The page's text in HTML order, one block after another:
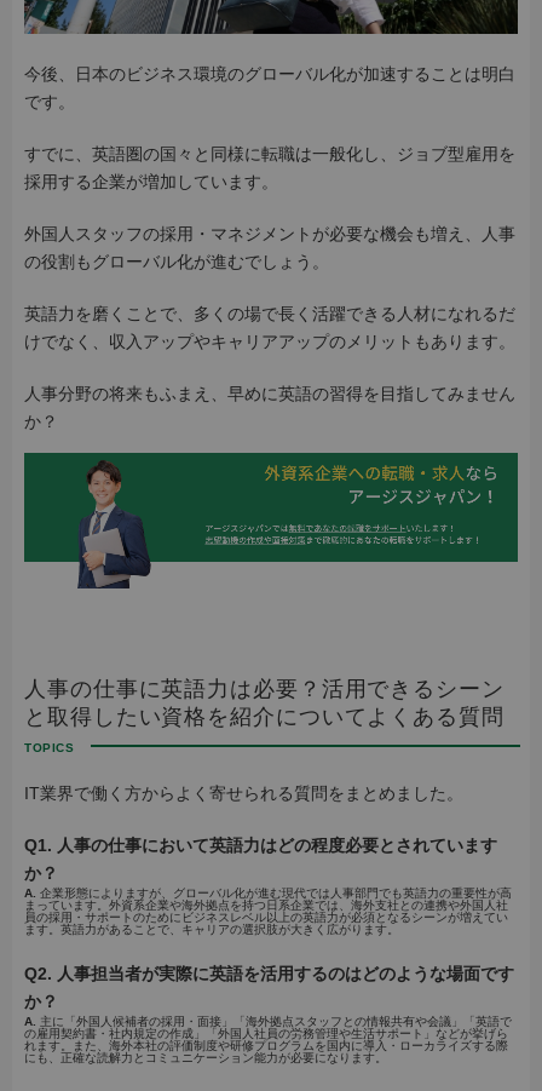
今後、日本のビジネス環境のグローバル化が加速することは明白
です。
すでに、英語圏の国々と同様に転職は一般化し、ジョブ型雇用を
採用する企業が増加しています。
外国人スタッフの採用・マネジメントが必要な機会も増え、人事
の役割もグローバル化が進むでしょう。
英語力を磨くことで、多くの場で長く活躍できる人材になれるだ
けでなく、収入アップやキャリアアップのメリットもあります。
人事分野の将来もふまえ、早めに英語の習得を目指してみません
か？
人事の仕事に英語力は必要？活用できるシーン
と取得したい資格を紹介についてよくある質問
IT業界で働く方からよく寄せられる質問をまとめました。
Q1. 人事の仕事において英語力はどの程度必要とされています
か？
A. 企業形態によりますが、グローバル化が進む現代では人事部門でも英語力の重要性が高
まっています。外資系企業や海外拠点を持つ日系企業では、海外支社との連携や外国人社
員の採用・サポートのためにビジネスレベル以上の英語力が必須となるシーンが増えてい
ます。英語力があることで、キャリアの選択肢が大きく広がります。
Q2. 人事担当者が実際に英語を活用するのはどのような場面です
か？
A.
主に「外国人候補者の採用・面接」「海外拠点スタッフとの情報共有や会議」「英語で
の雇用契約書・社内規定の作成」「外国人社員の労務管理や生活サポート」などが挙げら
れます。また、海外本社の評価制度や研修プログラムを国内に導入・ローカライズする際
にも、正確な読解力とコミュニケーション能力が必要になります。